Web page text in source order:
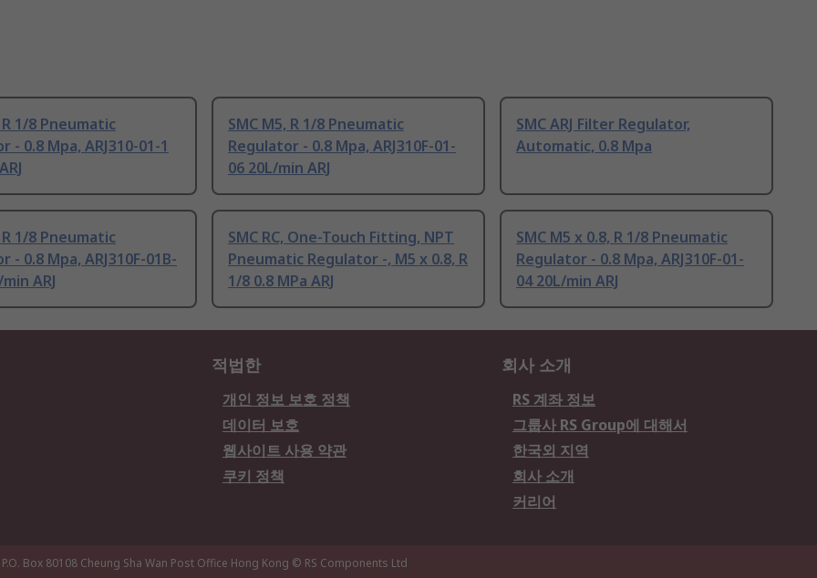
R 1/8 Pneumatic
- 0.8 Mpa, ARJ310-01-1
SMC M5, R 1/8 Pneumatic
Regulator - 0.8 Mpa, ARJ310F-01-
06 20L/min ARJ
SMC ARJ Filter Regulator,
Automatic, 0.8 Mpa
R 1/8 Pneumatic
- 0.8 Mpa, ARJ310F-01B-
ARJ
SMC RC, One-Touch Fitting, NPT
Pneumatic Regulator -, M5 x 0.8, R
1/8 0.8 MPa ARJ
SMC M5 x 0.8, R 1/8 Pneumatic
Regulator - 0.8 Mpa, ARJ310F-01-
04 20L/min ARJ
적법한
개인 정보 보호 정책
데이터 보호
웹사이트 사용 약관
쿠키 정책
회사 소개
RS 계좌 정보
그룹사 RS Group에 대해서
한국외 지역
회사 소개
커리어
P.O. Box 80108 Cheung Sha Wan Post Office Hong Kong © RS Components Ltd